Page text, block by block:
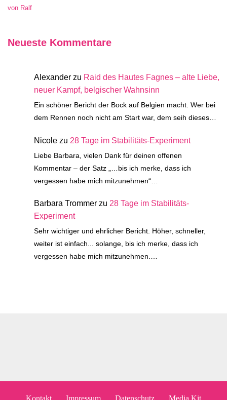
von Ralf
Neueste Kommentare
Alexander zu Raid des Hautes Fagnes – alte Liebe,
neuer Kampf, belgischer Wahnsinn
Ein schöner Bericht der Bock auf Belgien macht. Wer bei
dem Rennen noch nicht am Start war, dem seih dieses…
Nicole zu 28 Tage im Stabilitäts-Experiment
Liebe Barbara, vielen Dank für deinen offenen
Kommentar – der Satz „…bis ich merke, dass ich
vergessen habe mich mitzunehmen“…
Barbara Trommer zu 28 Tage im Stabilitäts-
Experiment
Sehr wichtiger und ehrlicher Bericht. Höher, schneller,
weiter ist einfach... solange, bis ich merke, dass ich
vergessen habe mich mitzunehmen.…
Kontakt Impressum Datenschutz Media Kit